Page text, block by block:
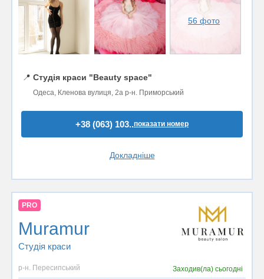
56 фото
📍 Студія краси "Beauty space"
Одеса, Кленова вулиця, 2а р-н. Приморський
+38 (063) 103..показати номер
Докладніше
PRO
Muramur
Студія краси
р-н. Пересипський Заходив(ла)сьогодні